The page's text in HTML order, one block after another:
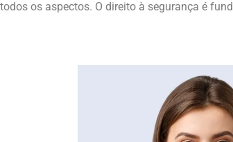
todos os aspectos. O direito à segurança é